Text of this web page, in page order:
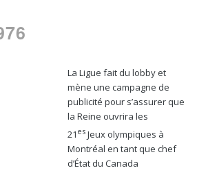
La Ligue fait du lobby et
mène une campagne de
publicité pour s’assurer que
la Reine ouvrira les
21 esJeux olympiques à
Montréal en tant que chef
d’État du Canada